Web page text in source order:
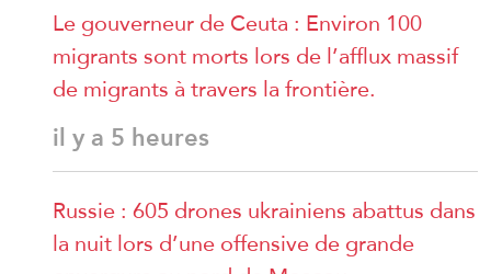
Le gouverneur de Ceuta : Environ 100
migrants sont morts lors de l’afflux massif
de migrants à travers la frontière.
il y a 5 heures
Russie : 605 drones ukrainiens abattus dans
la nuit lors d’une offensive de grande